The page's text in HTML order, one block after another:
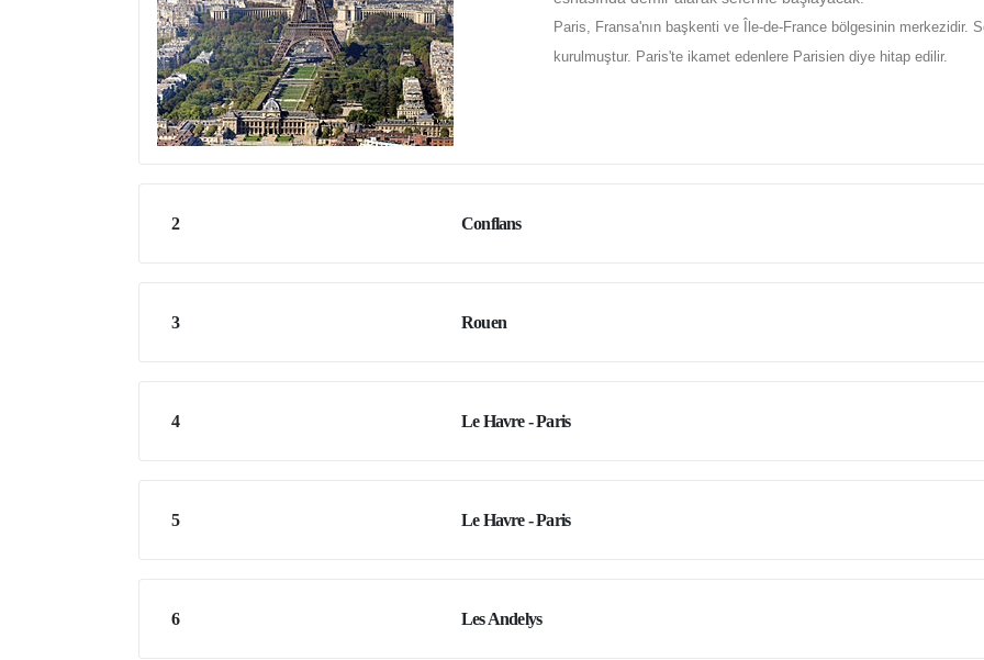
Paris, Fransa'nın başkenti ve Île-de-France bölgesinin merkezidir.
kurulmuştur. Paris'te ikamet edenlere Parisien diye hitap edilir.
2 Conflans
3 Rouen
4 Le Havre - Paris
5 Le Havre - Paris
6 Les Andelys